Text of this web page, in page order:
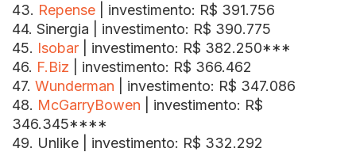
43. Repense | investimento: R$ 391.756
44. Sinergia | investimento: R$ 390.775
45. Isobar | investimento: R$ 382.250***
46. F.Biz | investimento: R$ 366.462
47. Wunderman | investimento: R$ 347.086
48. McGarryBowen | investimento: R$
346.345****
49. Unlike | investimento: R$ 332.292